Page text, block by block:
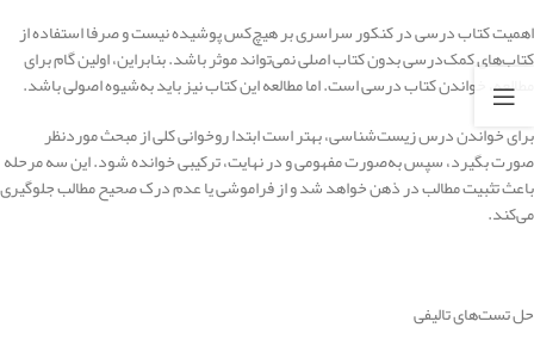
اهمیت کتاب درسی در کنکور سراسری بر هیچ‌کس پوشیده نیست و صرفا استفاده از
کتاب‌های کمک‌درسی بدون کتاب اصلی نمی‌تواند موثر باشد. بنابراین، اولین گام برای
مطالعه، خواندن کتاب درسی است. اما مطالعه این کتاب نیز باید به‌شیوه اصولی باشد.
برای خواندن درس زیست‌شناسی، بهتر است ابتدا روخوانی کلی از مبحث موردنظر
صورت بگیرد، سپس به‌صورت مفهومی و در نهایت، ترکیبی خوانده شود. این سه مرحله
باعث تثبیت مطالب در ذهن خواهد شد و از فراموشی یا عدم درک صحیح مطالب جلوگیری
می‌کند.
حل تست‌های تالیفی